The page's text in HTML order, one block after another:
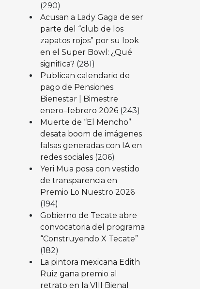
(290)
Acusan a Lady Gaga de ser
parte del “club de los
zapatos rojos” por su look
en el Super Bowl: ¿Qué
significa? (281)
Publican calendario de
pago de Pensiones
Bienestar | Bimestre
enero–febrero 2026 (243)
Muerte de “El Mencho”
desata boom de imágenes
falsas generadas con IA en
redes sociales (206)
Yeri Mua posa con vestido
de transparencia en
Premio Lo Nuestro 2026
(194)
Gobierno de Tecate abre
convocatoria del programa
“Construyendo X Tecate”
(182)
La pintora mexicana Edith
Ruiz gana premio al
retrato en la VIII Bienal